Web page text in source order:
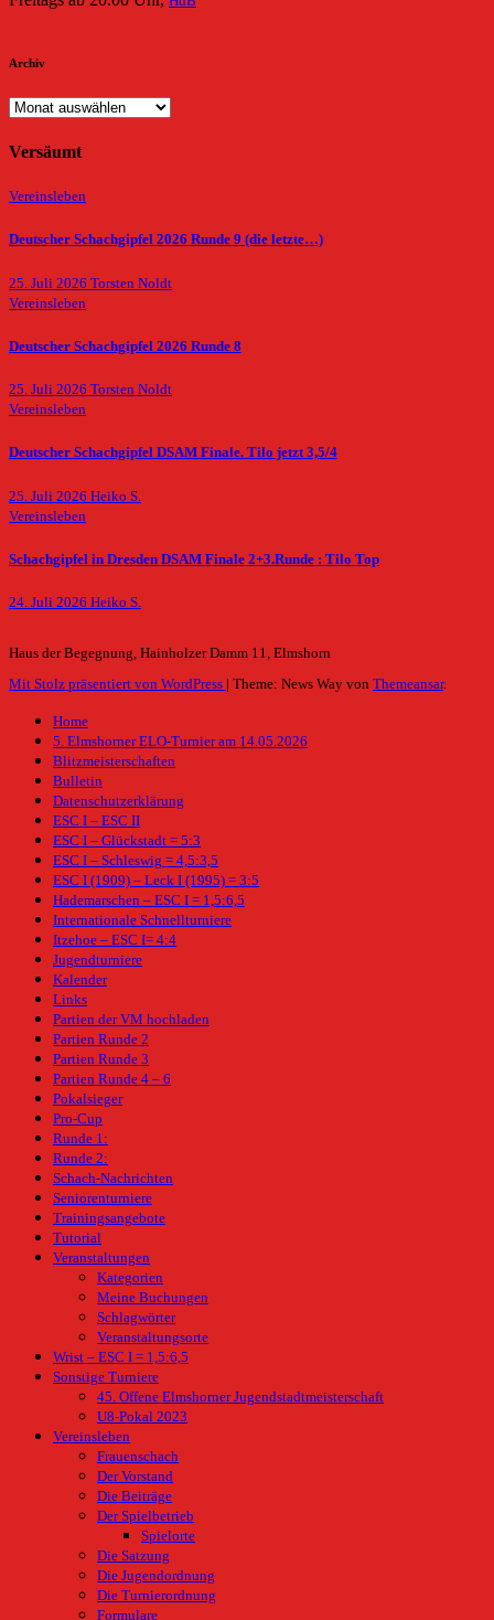
Archiv
Archiv
Versäumt
Vereinsleben
Deutscher Schachgipfel 2026 Runde 9 (die letzte…)
25. Juli 2026 Torsten Noldt
Vereinsleben
Deutscher Schachgipfel 2026 Runde 8
25. Juli 2026 Torsten Noldt
Vereinsleben
Deutscher Schachgipfel DSAM Finale. Tilo jetzt 3,5/4
25. Juli 2026 Heiko S.
Vereinsleben
Schachgipfel in Dresden DSAM Finale 2+3.Runde : Tilo Top
24. Juli 2026 Heiko S.
Haus der Begegnung, Hainholzer Damm 11, Elmshorn
Mit Stolz präsentiert von WordPress | Theme: News Way von Themeansar.
Home
5. Elmshorner ELO-Turnier am 14.05.2026
Blitzmeisterschaften
Bulletin
Datenschutzerklärung
ESC I – ESC II
ESC I – Glückstadt = 5:3
ESC I – Schleswig = 4,5:3,5
ESC I (1909) – Leck I (1995) = 3:5
Hademarschen – ESC I = 1,5:6,5
Internationale Schnellturniere
Itzehoe – ESC I= 4:4
Jugendturniere
Kalender
Links
Partien der VM hochladen
Partien Runde 2
Partien Runde 3
Partien Runde 4 – 6
Pokalsieger
Pro-Cup
Runde 1:
Runde 2:
Schach-Nachrichten
Seniorenturniere
Trainingsangebote
Tutorial
Veranstaltungen
Kategorien
Meine Buchungen
Schlagwörter
Veranstaltungsorte
Wrist – ESC I = 1,5:6,5
Sonstige Turniere
45. Offene Elmshorner Jugendstadtmeisterschaft
U8-Pokal 2023
Vereinsleben
Frauenschach
Der Vorstand
Die Beiträge
Der Spielbetrieb
Spielorte
Die Satzung
Die Jugendordnung
Die Turnierordnung
Formulare